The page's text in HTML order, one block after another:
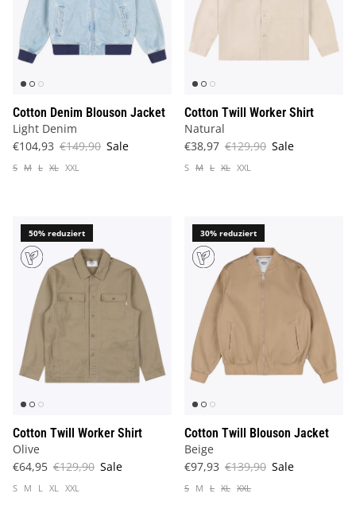
Cotton Denim Blouson Jacket
Light Denim
€104,93 €149,90 Sale
S M L XL XXL
Cotton Twill Worker Shirt
Natural
€38,97 €129,90 Sale
S M L XL XXL
50% reduziert
Cotton Twill Worker Shirt
Olive
€64,95 €129,90 Sale
S M L XL XXL
30% reduziert
Cotton Twill Blouson Jacket
Beige
€97,93 €139,90 Sale
S M L XL XXL